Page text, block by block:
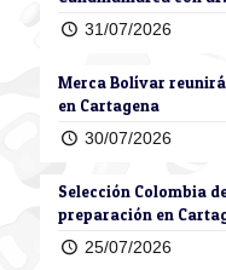
31/07/2026
Merca Bolívar
en Cartagena
30/07/2026
Selección Colombia
preparación en
25/07/2026